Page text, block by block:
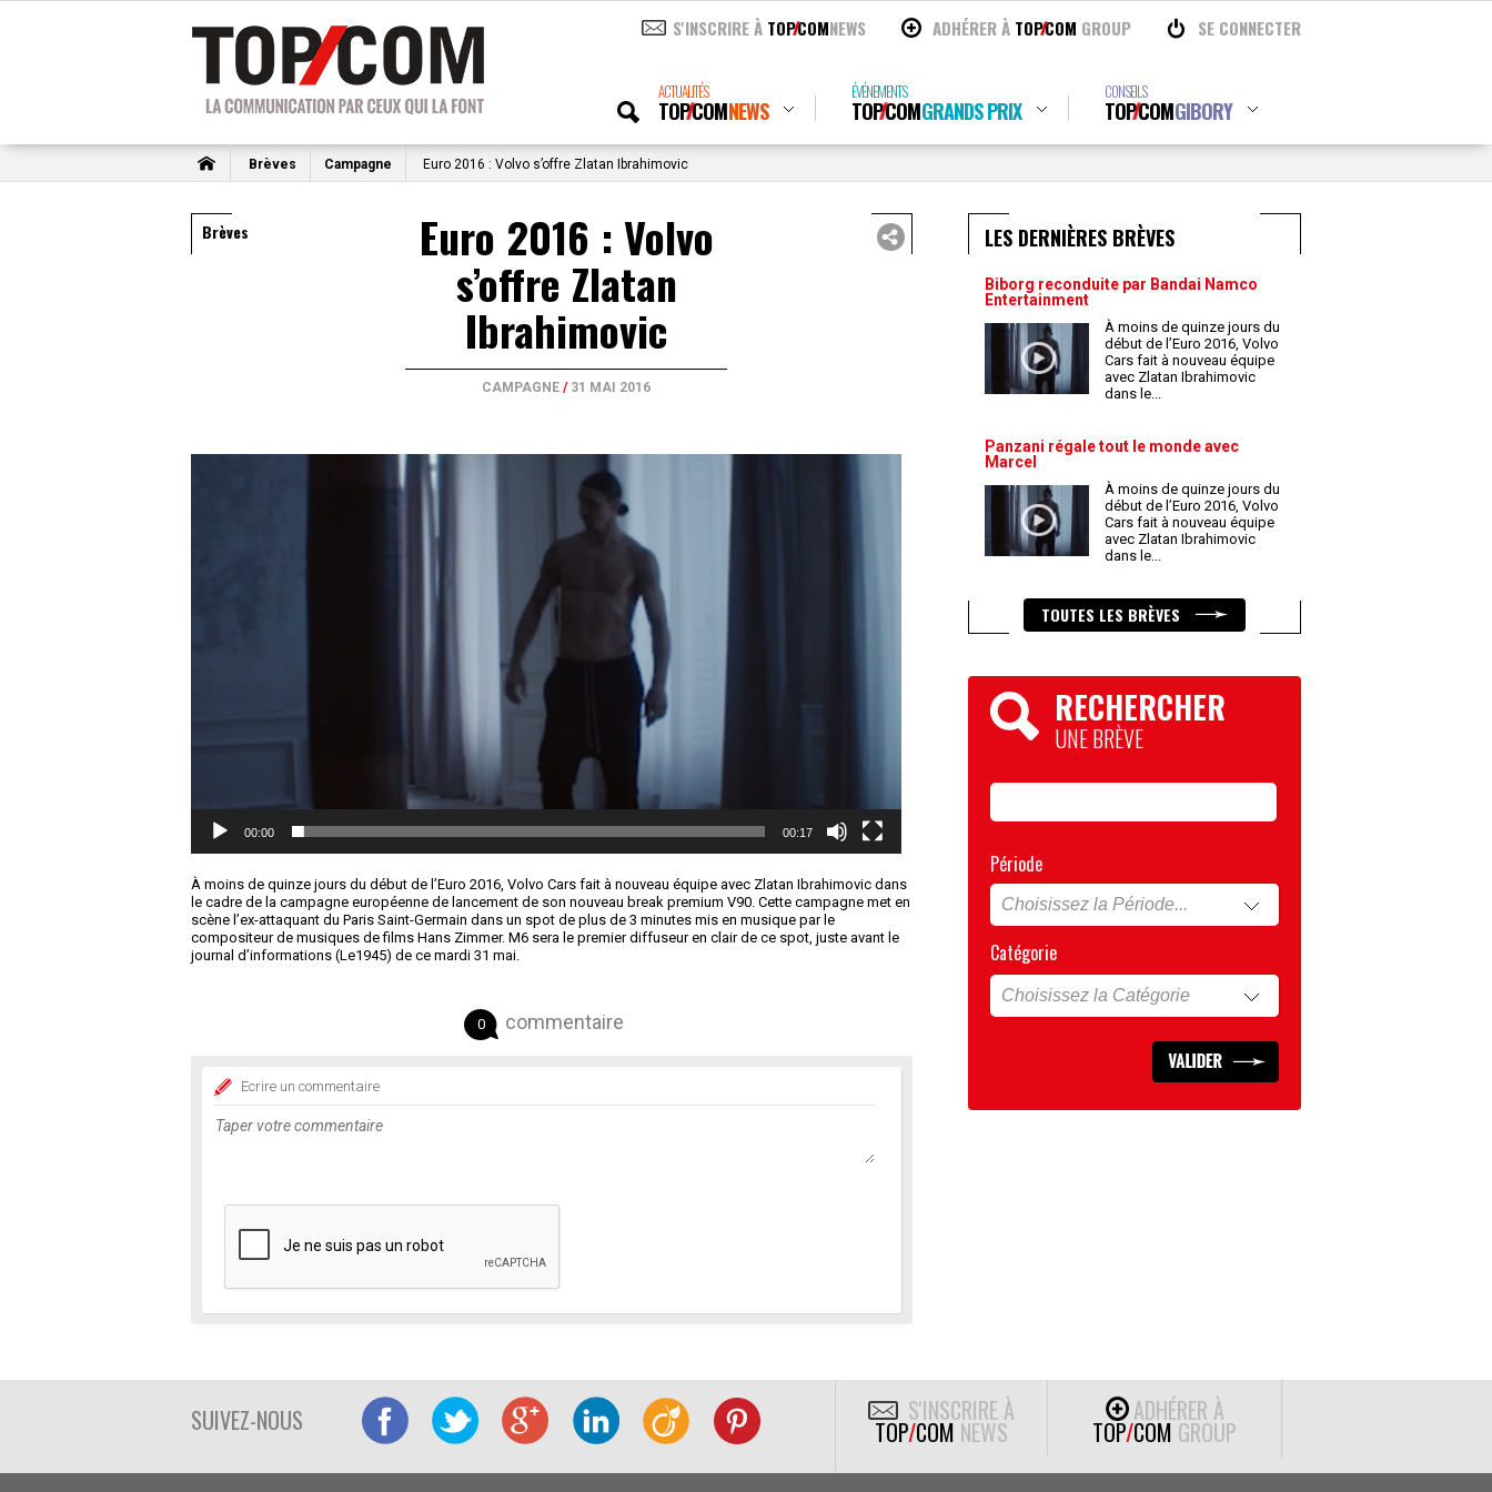
S'INSCRIRE À TOPCOMNEWS ADHÉRER À TOPCOM GROUP SE CONNECTER
ACTUALITÉS
TOPCOMNEWS
ÉVÉNEMENTS
TOPCOMGRANDS PRIX
CONSEILS
TOPCOMGIBORY
Brèves Campagne Euro 2016 : Volvo s’offre Zlatan Ibrahimovic
Brèves Euro 2016 : Volvo
s’offre Zlatan
Ibrahimovic
CAMPAGNE / 31 MAI 2016
00:00 00:17
À moins de quinze jours du début de l’Euro 2016, Volvo Cars fait à nouveau équipe avec Zlatan Ibrahimovic dans
le cadre de la campagne européenne de lancement de son nouveau break premium V90. Cette campagne met en
scène l’ex-attaquant du Paris Saint-Germain dans un spot de plus de 3 minutes mis en musique par le
compositeur de musiques de films Hans Zimmer. M6 sera le premier diffuseur en clair de ce spot, juste avant le
journal d’informations (Le1945) de ce mardi 31 mai.
0 commentaire
Ecrire un commentaire
LES DERNIÈRES BRÈVES
Biborg reconduite par Bandai Namco
Entertainment
À moins de quinze jours du
début de l’Euro 2016, Volvo
Cars fait à nouveau équipe
avec Zlatan Ibrahimovic
dans le...
Panzani régale tout le monde avec
Marcel
À moins de quinze jours du
début de l’Euro 2016, Volvo
Cars fait à nouveau équipe
avec Zlatan Ibrahimovic
dans le...
TOUTES LES BRÈVES
RECHERCHER
UNE BRÈVE
Période
Catégorie
SUIVEZ-NOUS S'INSCRIRE À
TOP/COM NEWS
ADHÉRER À
TOP/COM GROUP